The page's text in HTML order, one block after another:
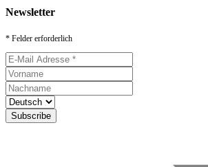
Newsletter
* Felder erforderlich